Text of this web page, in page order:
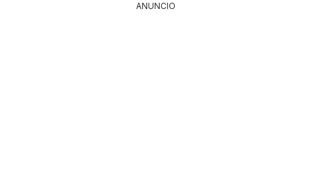
ANUNCIO